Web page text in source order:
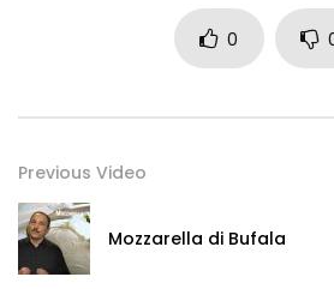
0
Previous Video
Mozzarella di Bufala